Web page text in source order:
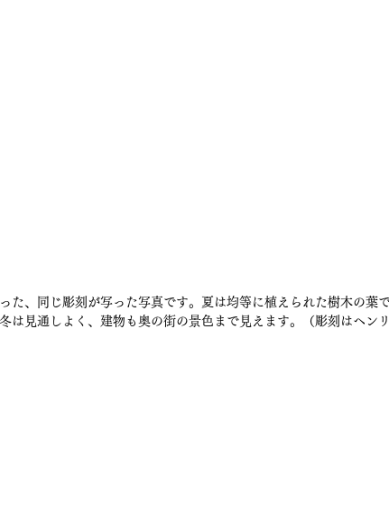
た、同じ彫刻が写った写真です。夏は均等に植えられた樹木の葉
は見通しよく、建物も奥の街の景色まで見えます。（彫刻はヘン